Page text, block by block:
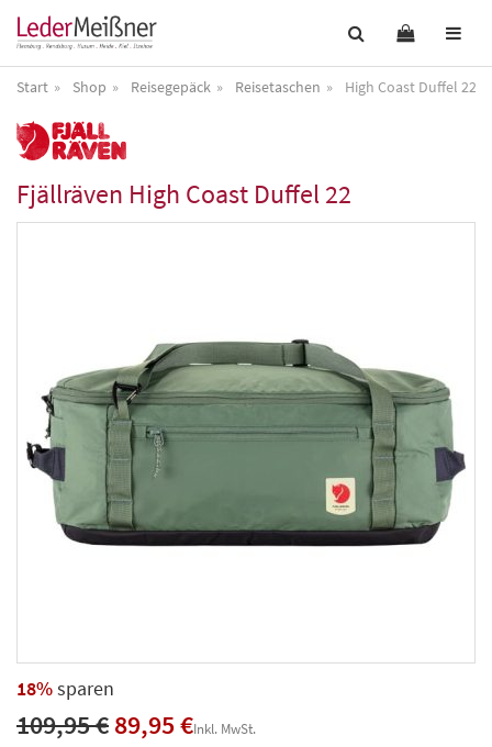
Start Shop Reisegepäck Reisetaschen High Coast Duffel 22
Fjällräven High Coast Duffel 22
18%sparen
109,95 €89,95 €Inkl. MwSt.